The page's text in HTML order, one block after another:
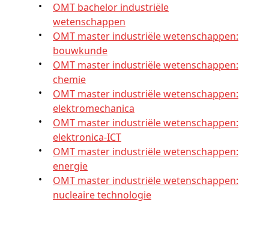
OMT bachelor industriële
wetenschappen
OMT master industriële wetenschappen:
bouwkunde
OMT master industriële wetenschappen:
chemie
OMT master industriële wetenschappen:
elektromechanica
OMT master industriële wetenschappen:
elektronica-ICT
OMT master industriële wetenschappen:
energie
OMT master industriële wetenschappen:
nucleaire technologie